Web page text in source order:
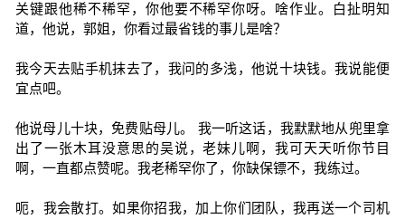
关键跟他稀不稀罕，你他要不稀罕你呀。啥作业。白扯明知
道，他说，郭姐，你看过最省钱的事儿是啥？
我今天去贴手机抹去了，我问的多浅，他说十块钱。我说能便
宜点吧。
他说母儿十块，免费贴母儿。 我一听这话，我默默地从兜里拿
出了一张木耳没意思的吴说，老妹儿啊，我可天天听你节目
啊，一直都点赞呢。我老稀罕你了，你缺保镖不，我练过。
呃，我会散打。如果你招我，加上你们团队，我再送一个司机